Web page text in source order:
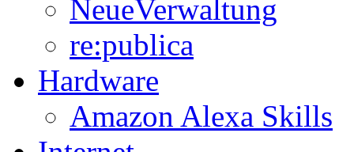
NeueVerwaltung
re:publica
Hardware
Amazon Alexa Skills